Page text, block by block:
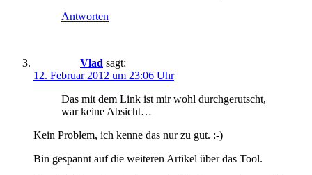
Antworten
Vlad sagt:
12. Februar 2012 um 23:06 Uhr
Das mit dem Link ist mir wohl durchgerutscht,
war keine Absicht…
Kein Problem, ich kenne das nur zu gut. :-)
Bin gespannt auf die weiteren Artikel über das Tool.